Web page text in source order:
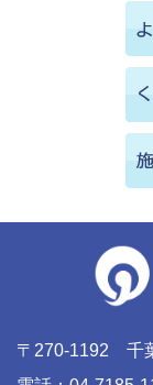
〒270-1192 千